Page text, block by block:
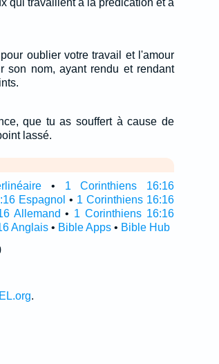
qui travaillent à la prédication et à
oublier votre travail et l'amour
son nom, ayant rendu et rendant
que tu as souffert à cause de
lassé.
• 1 Corinthiens 16:16
Espagnol • 1 Corinthiens 16:16
Allemand • 1 Corinthiens 16:16
Anglais• Bible Apps• Bible Hub
.